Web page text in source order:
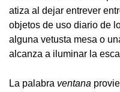
atiza al dejar entrever
objetos de uso diario de
alguna vetusta mesa o
alcanza a iluminar la
La palabra ventana